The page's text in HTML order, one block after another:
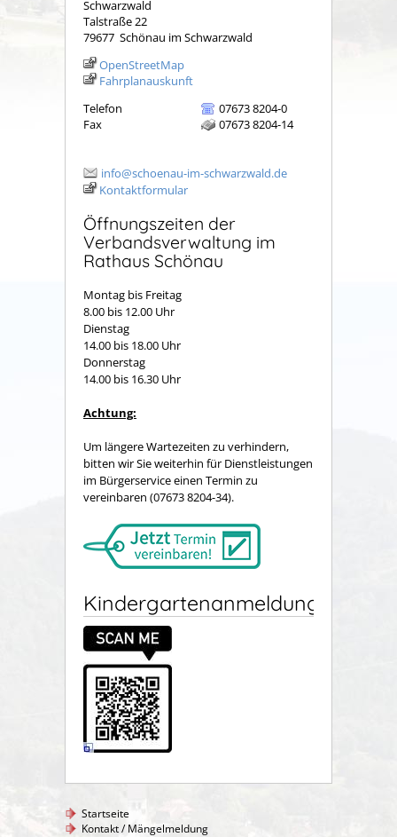
Schwarzwald
Talstraße 22
79677 Schönau im Schwarzwald
OpenStreetMap
Fahrplanauskunft
Telefon
07673 8204-0
Fax
07673 8204-14
info@schoenau-im-schwarzwald.de
Kontaktformular
Öffnungszeiten der
Verbandsverwaltung im
Rathaus Schönau
Montag bis Freitag
8.00 bis 12.00 Uhr
Dienstag
14.00 bis 18.00 Uhr
Donnerstag
14.00 bis 16.30 Uhr
Achtung:
Um längere Wartezeiten zu verhindern,
bitten wir Sie weiterhin für Dienstleistungen
im Bürgerservice einen Termin zu
vereinbaren (07673 8204-34).
Kindergartenanmeldung
Startseite
Kontakt / Mängelmeldung